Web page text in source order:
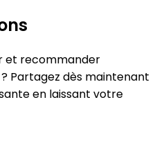
et recommander
? Partagez dès maintenant
en laissant votre